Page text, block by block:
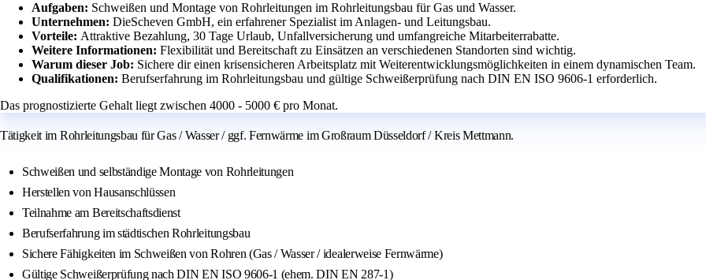
Aufgaben: Schweißen und Montage von Rohrleitungen im Rohrleitungsbau für Gas und Wasser.
Unternehmen: DieScheven GmbH, ein erfahrener Spezialist im Anlagen- und Leitungsbau.
Vorteile: Attraktive Bezahlung, 30 Tage Urlaub, Unfallversicherung und umfangreiche Mitarbeiterrabatte.
Weitere Informationen: Flexibilität und Bereitschaft zu Einsätzen an verschiedenen Standorten sind wichtig.
Warum dieser Job: Sichere dir einen krisensicheren Arbeitsplatz mit Weiterentwicklungsmöglichkeiten in einem dynamischen Team.
Qualifikationen: Berufserfahrung im Rohrleitungsbau und gültige Schweißerprüfung nach DIN EN ISO 9606-1 erforderlich.
Das prognostizierte Gehalt liegt zwischen 4000 - 5000 € pro Monat.
Tätigkeit im Rohrleitungsbau für Gas / Wasser / ggf. Fernwärme im Großraum Düsseldorf / Kreis Mettmann.
Schweißen und selbständige Montage von Rohrleitungen
Herstellen von Hausanschlüssen
Teilnahme am Bereitschaftsdienst
Berufserfahrung im städtischen Rohrleitungsbau
Sichere Fähigkeiten im Schweißen von Rohren (Gas / Wasser / idealerweise Fernwärme)
Gültige Schweißerprüfung nach DIN EN ISO 9606-1 (ehem. DIN EN 287-1)